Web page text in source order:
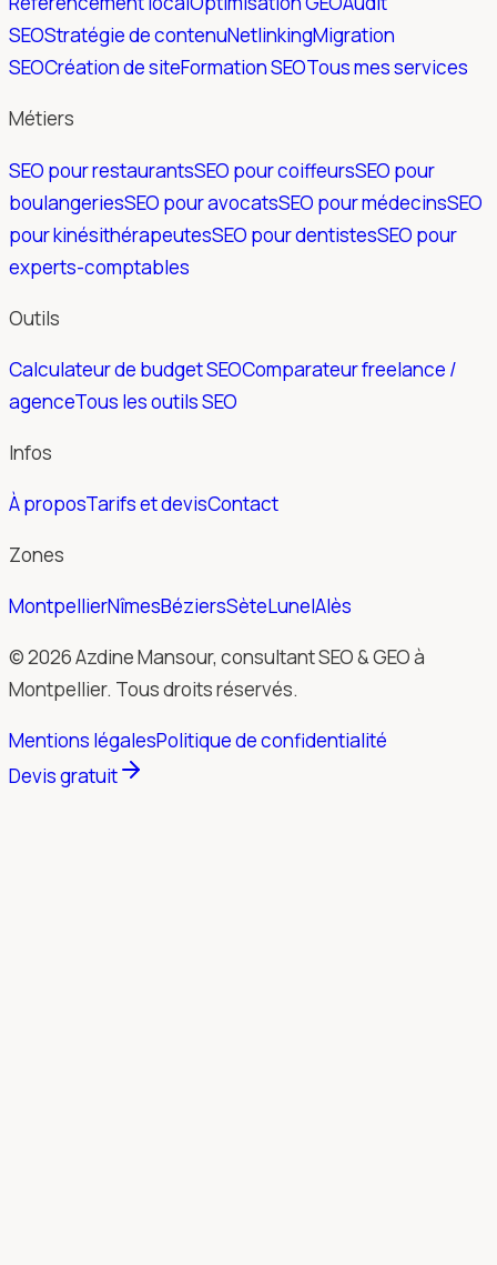
SEOStratégie de contenuNetlinkingMigration
SEOCréation de siteFormation SEOTous mes services
Métiers
SEO pour restaurantsSEO pour coiffeursSEO pour
boulangeriesSEO pour avocatsSEO pour médecinsSEO
pour kinésithérapeutesSEO pour dentistesSEO pour
experts-comptables
Outils
Calculateur de budget SEOComparateur freelance /
agenceTous les outils SEO
Infos
À proposTarifs et devisContact
Zones
MontpellierNîmesBéziersSèteLunelAlès
© 2026 Azdine Mansour, consultant SEO & GEO à
Montpellier. Tous droits réservés.
Mentions légalesPolitique de confidentialité
Devis gratuit